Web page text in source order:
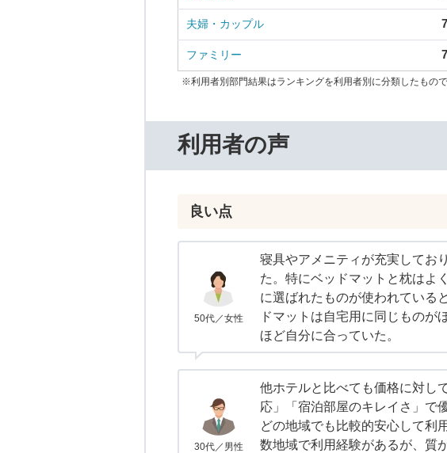
夫婦・カップル
ファミリー
※利用者別部門結果はランキングを利用者別に分類したもので
利用者の声
良い点
50代／女性
寝具やアメニティが充実してお
た。特にベッドマットと枕はよ
に選ばれたものが使われている
ドマットは自宅用に同じものが
ほど自分に合っていた。
30代／男性
他ホテルと比べても価格に対し
応」「宿泊部屋のキレイさ」で
どの地域でも比較的安心して利
数地域で利用経験があるが、質